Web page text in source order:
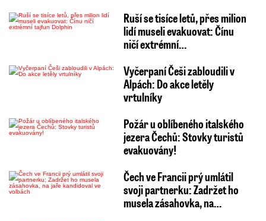
Ruší se tisíce letů, přes milion
lidí museli evakuovat: Čínu
ničí extrémní…
Vyčerpaní Češi zabloudili v
Alpách: Do akce letěly
vrtulníky
Požár u oblíbeného italského
jezera Čechů: Stovky turistů
evakuovány!
Čech ve Francii prý umlátil
svoji partnerku: Zadržet ho
musela zásahovka, na…